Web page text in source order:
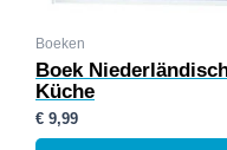
Boeken
Boek
Küche
€ 9,99